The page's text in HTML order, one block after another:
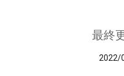
最終
2022/